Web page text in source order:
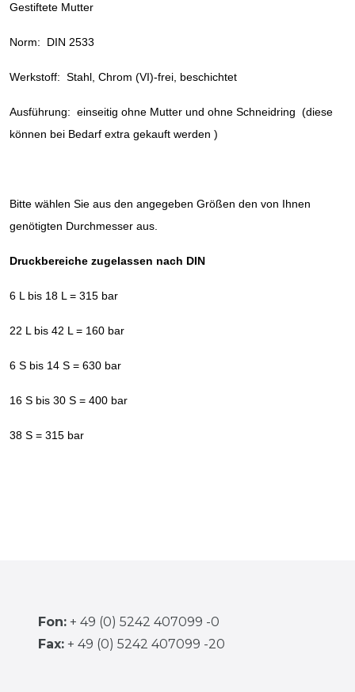
Gestiftete Mutter
Norm: DIN 2533
Werkstoff: Stahl, Chrom (VI)-frei, beschichtet
Ausführung: einseitig ohne Mutter und ohne Schneidring (diese
können bei Bedarf extra gekauft werden )
Bitte wählen Sie aus den angegeben Größen den von Ihnen
genötigten Durchmesser aus.
Druckbereiche zugelassen nach DIN
6 L bis 18 L = 315 bar
22 L bis 42 L = 160 bar
6 S bis 14 S = 630 bar
16 S bis 30 S = 400 bar
38 S = 315 bar
Fon: + 49 (0) 5242 407099 -0
Fax: + 49 (0) 5242 407099 -20